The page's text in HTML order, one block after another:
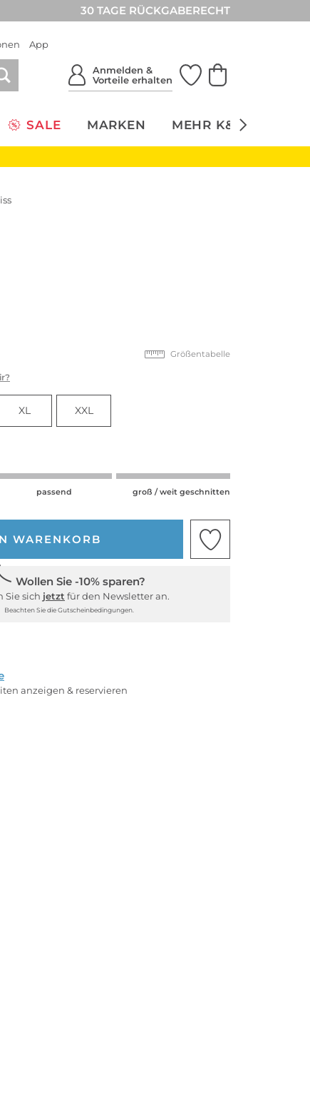
30 TAGE RÜCKGABERECHT
App
Anmelden &
Vorteile erhalten
SALE MARKEN MEHR K&Ö
Größentabelle
XL XXL
passend groß / weit geschnitten
WARENKORB
Wollen Sie -10% sparen?
Sie sich jetzt für den Newsletter an.
Beachten Sie die Gutscheinbedingungen.
anzeigen & reservieren